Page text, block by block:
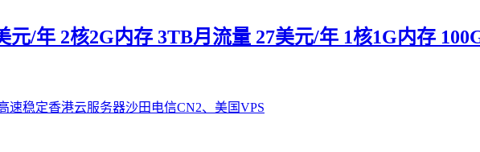
元/年 2核2G内存 3TB月流量 27美元/年 1核1G内存